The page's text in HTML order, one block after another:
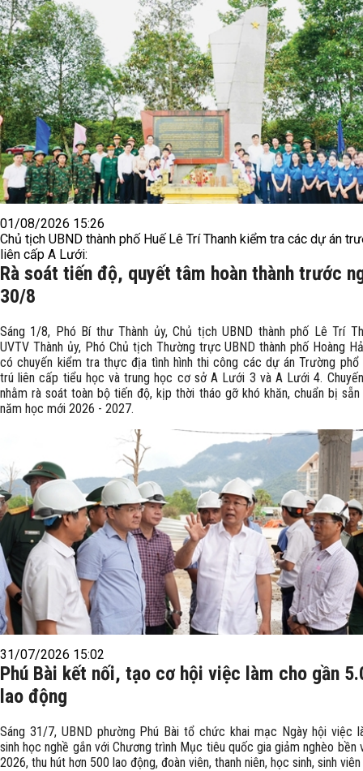
01/08/2026 15:26
Chủ tịch UBND thành phố Huế Lê Trí Thanh kiểm tra các dự án
liên cấp A Lưới:
Rà soát tiến độ, quyết tâm hoàn thành trước
30/8
Sáng 1/8, Phó Bí thư Thành ủy, Chủ tịch UBND thành phố Lê Trí
UVTV Thành ủy, Phó Chủ tịch Thường trực UBND thành phố Hoàng
có chuyến kiểm tra thực địa tình hình thi công các dự án Trường phổ
trú liên cấp tiểu học và trung học cơ sở A Lưới 3 và A Lưới 4.
nhằm rà soát toàn bộ tiến độ, kịp thời tháo gỡ khó khăn, chuẩn bị sẵn
năm học mới 2026 - 2027.
31/07/2026 15:02
Phú Bài kết nối, tạo cơ hội việc làm cho gần
lao động
Sáng 31/7, UBND phường Phú Bài tổ chức khai mạc Ngày hội việc
sinh học nghề gắn với Chương trình Mục tiêu quốc gia giảm nghèo bền
2026, thu hút hơn 500 lao động, đoàn viên, thanh niên, học sinh, sinh